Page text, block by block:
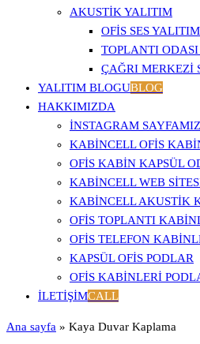
AKUSTIK YALITIM
OFIS SES
TOPLANTI
ÇAĞRI MERKEZI
YALITIM BLOGUBLOG
HAKKIMIZDA
İNSTAGRAM SAYFAMIZ
KABINCELL OFIS
OFIS KABIN KAPSÜL
KABINCELL WEB
KABINCELL AKUSTIK
OFIS TOPLANTI
OFIS TELEFON
KAPSÜL OFIS PODLAR
OFIS KABINLERI
İLETIŞIMCALL
Ana sayfa » Kaya Duvar Kaplama